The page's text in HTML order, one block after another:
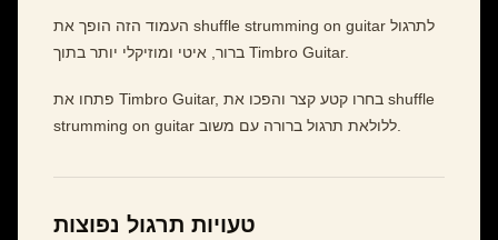
העמוד הזה הופך את shuffle strumming on guitar לתרגול
ברור, איטי ומוזיקלי יותר בתוך Timbro Guitar.
פתחו את Timbro Guitar, בחרו קטע קצר והפכו את shuffle
טעויות תרגול נפוצות